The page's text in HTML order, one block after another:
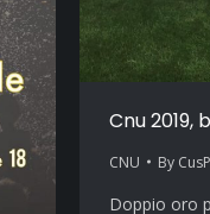
Cnu 2019,
CNU By
Doppio oro